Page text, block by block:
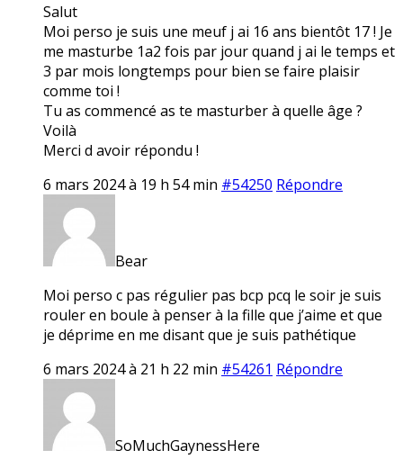
Salut
Moi perso je suis une meuf j ai 16 ans bientôt 17 ! Je
me masturbe 1a2 fois par jour quand j ai le temps et
3 par mois longtemps pour bien se faire plaisir
comme toi !
Tu as commencé as te masturber à quelle âge ?
Voilà
Merci d avoir répondu !
6 mars 2024 à 19 h 54 min #54250 Répondre
Bear
Moi perso c pas régulier pas bcp pcq le soir je suis
rouler en boule à penser à la fille que j’aime et que
je déprime en me disant que je suis pathétique
6 mars 2024 à 21 h 22 min #54261 Répondre
SoMuchGaynessHere